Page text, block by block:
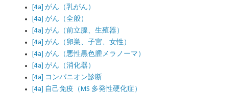
[4a] がん（乳がん）
[4a] がん（全般）
[4a] がん（前立腺、生殖器）
[4a] がん（卵巣、子宮、女性）
[4a] がん（悪性黒色腫メラノーマ）
[4a] がん（消化器）
[4a] コンパニオン診断
[4a] 自己免疫（MS 多発性硬化症）